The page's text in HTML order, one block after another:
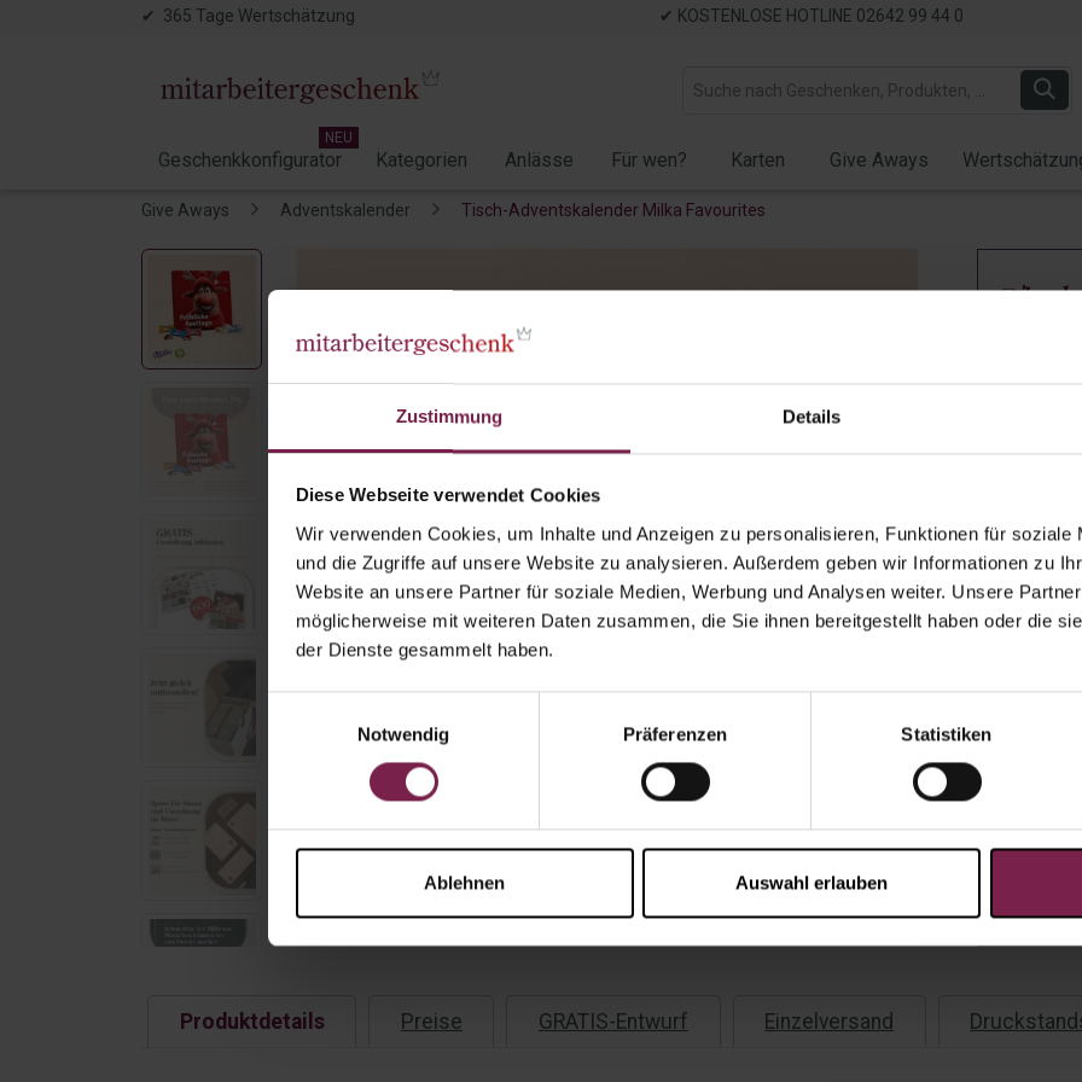
Zustimmung Details
Diese Webseite verwendet Cookies
Wir verwenden Cookies, um Inhalte und Anzeigen zu personalisieren, Funktionen für soziale
und die Zugriffe auf unsere Website zu analysieren. Außerdem geben wir Informationen zu
Website an unsere Partner für soziale Medien, Werbung und Analysen weiter. Unsere
möglicherweise mit weiteren Daten zusammen, die Sie ihnen bereitgestellt haben oder die
der Dienste gesammelt haben.
Notwendig
Präferenzen Statistiken
Ablehnen Auswahl erlauben
✔ 365 Tage Wertschätzung ✔ KOSTENLOSE HOTLINE 02642 99 44 0
Geschenkkonfigurator
NEU
Kategorien Anlässe Für wen? Karten Give Aways
Give Aways Adventskalender Tisch-Adventskalender Milka Favourites
✓
Menge:
Produktdetails Preise GRATIS-Entwurf Einzelversand